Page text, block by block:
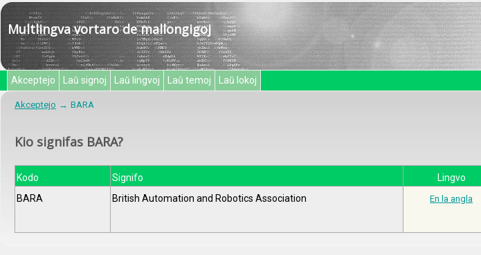
Multlingva vortaro de mallongigoj
Akceptejo Laŭ signoj Laŭ lingvoj Laŭ temoj Laŭ lokoj
Akceptejo BARA
Kio signifas BARA?
Kodo Signifo Lingvo
BARA
British Automation and Robotics Association En la angla